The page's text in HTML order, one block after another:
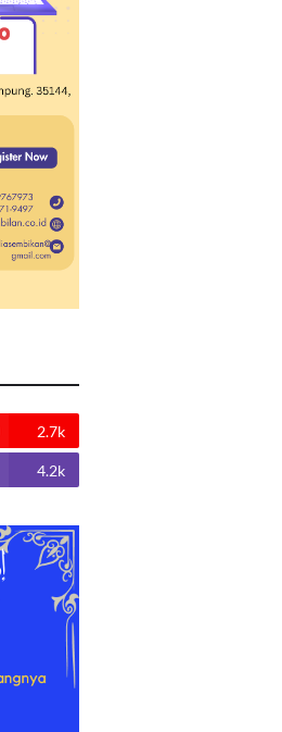
2.7k
4.2k